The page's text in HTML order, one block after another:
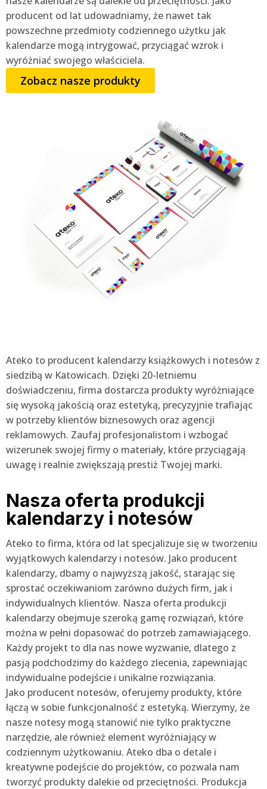
producent od lat udowadniamy, że nawet tak
powszechne przedmioty codziennego użytku jak
kalendarze mogą intrygować, przyciągać wzrok i
wyróżniać swojego właściciela.
Zobacz nasze produkty
Ateko to producent kalendarzy książkowych i notesów z
siedzibą w Katowicach. Dzięki 20-letniemu
doświadczeniu, firma dostarcza produkty wyróżniające
się wysoką jakością oraz estetyką, precyzyjnie trafiając
w potrzeby klientów biznesowych oraz agencji
reklamowych. Zaufaj profesjonalistom i wzbogać
wizerunek swojej firmy o materiały, które przyciągają
uwagę i realnie zwiększają prestiż Twojej marki.
Nasza oferta produkcji
kalendarzy i notesów
Ateko to firma, która od lat specjalizuje się w tworzeniu
wyjątkowych kalendarzy i notesów. Jako producent
kalendarzy, dbamy o najwyższą jakość, starając się
sprostać oczekiwaniom zarówno dużych firm, jak i
indywidualnych klientów. Nasza oferta produkcji
kalendarzy obejmuje szeroką gamę rozwiązań, które
można w pełni dopasować do potrzeb zamawiającego.
Każdy projekt to dla nas nowe wyzwanie, dlatego z
pasją podchodzimy do każdego zlecenia, zapewniając
indywidualne podejście i unikalne rozwiązania.
Jako producent notesów, oferujemy produkty, które
łączą w sobie funkcjonalność z estetyką. Wierzymy, że
nasze notesy mogą stanowić nie tylko praktyczne
narzędzie, ale również element wyróżniający w
codziennym użytkowaniu. Ateko dba o detale i
kreatywne podejście do projektów, co pozwala nam
tworzyć produkty dalekie od przeciętności. Produkcja